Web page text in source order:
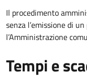
Il procedimento
senza l’emissione di
l’Amministrazione
Tempi e